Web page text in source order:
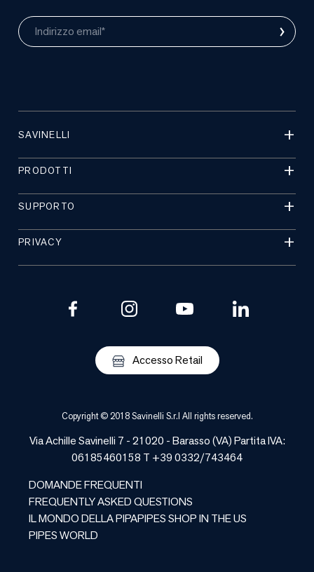
Indirizzo email* ›
SAVINELLI
PRODOTTI
SUPPORTO
PRIVACY
Accesso Retail
Copyright © 2018 Savinelli S.r.l All rights reserved.
Via Achille Savinelli 7 - 21020 -Barasso(VA) Partita IVA:
06185460158 T +39 0332/743464
DOMANDE FREQUENTI
FREQUENTLY ASKED QUESTIONS
IL MONDO DELLA PIPAPIPES SHOP IN THE US
PIPES WORLD